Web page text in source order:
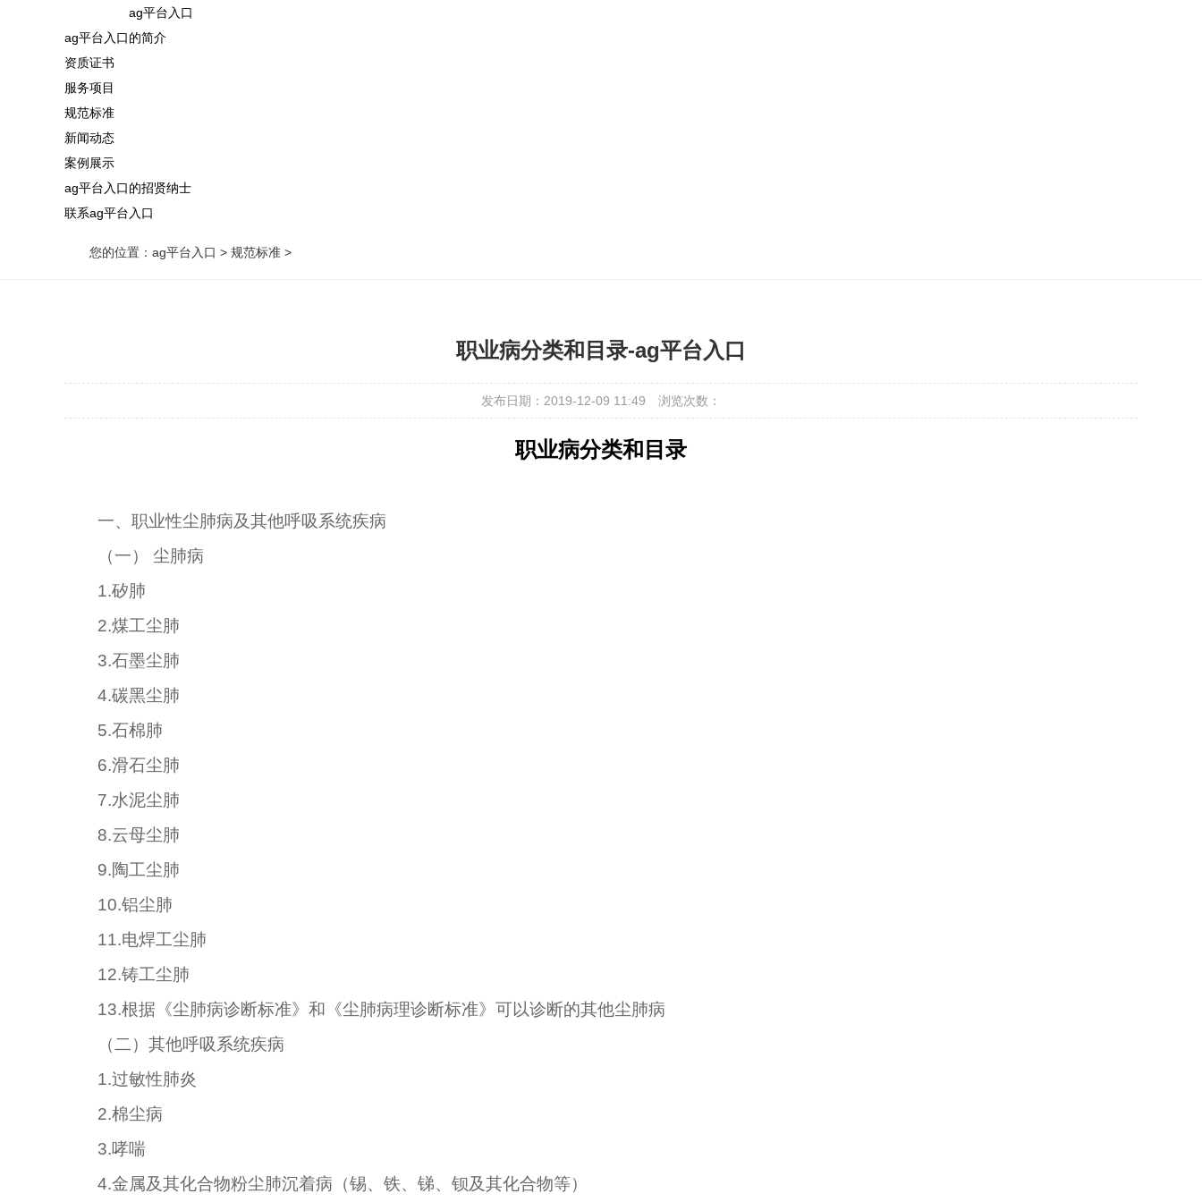
ag平台入口
ag平台入口的简介
资质证书
服务项目
规范标准
新闻动态
案例展示
ag平台入口的招贤纳士
联系ag平台入口
您的位置： ag平台入口 > 规范标准 >
职业病分类和目录-ag平台入口
发布日期：2019-12-09 11:49 浏览次数：
职业病分类和目录
一、职业性尘肺病及其他呼吸系统疾病
（一）
尘肺病
1.矽肺
2.煤工尘肺
3.石墨尘肺
4.碳黑尘肺
5.石棉肺
6.滑石尘肺
7.水泥尘肺
8.云母尘肺
9.陶工尘肺
10.铝尘肺
11.电焊工尘肺
12.铸工尘肺
13.根据《尘肺病诊断标准》和《尘肺病理诊断标准》可以诊断的其他尘肺病
（二）其他呼吸系统疾病
1.过敏性肺炎
2.棉尘病
3.哮喘
4.金属及其化合物粉尘肺沉着病（锡、铁、锑、钡及其化合物等）